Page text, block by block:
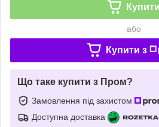
Купити
або
Купити з
Що таке купити з Пром?
Замовлення під захистом
Доступна доставка